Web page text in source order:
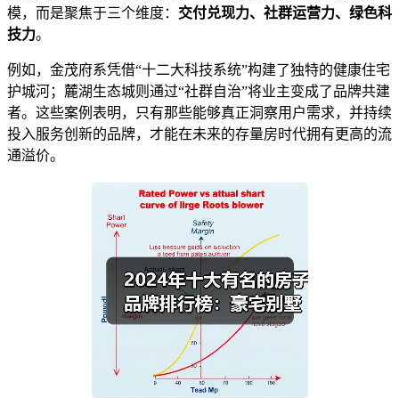
模，而是聚焦于三个维度： 交付兑现力、社群运营力、绿色科
技力。
例如，金茂府系凭借“十二大科技系统”构建了独特的健康住宅
护城河；麓湖生态城则通过“社群自治”将业主变成了品牌共建
者。这些案例表明，只有那些能够真正洞察用户需求，并持续
投入服务创新的品牌，才能在未来的存量房时代拥有更高的流
通溢价。